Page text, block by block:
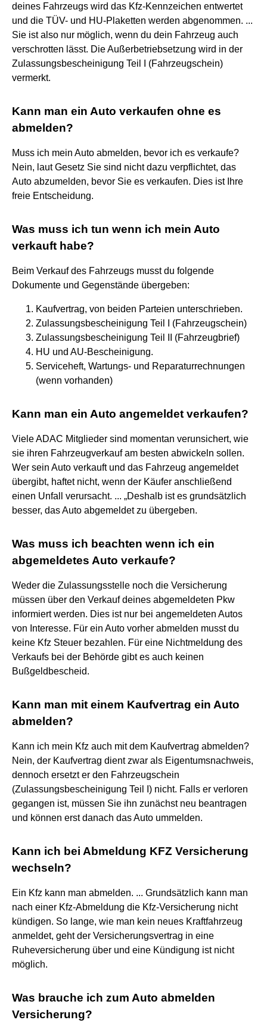
deines Fahrzeugs wird das Kfz-Kennzeichen entwertet
und die TÜV- und HU-Plaketten werden abgenommen. ...
Sie ist also nur möglich, wenn du dein Fahrzeug auch
verschrotten lässt. Die Außerbetriebsetzung wird in der
Zulassungsbescheinigung Teil I (Fahrzeugschein)
vermerkt.
Kann man ein Auto verkaufen ohne es
abmelden?
Muss ich mein Auto abmelden, bevor ich es verkaufe?
Nein, laut Gesetz Sie sind nicht dazu verpflichtet, das
Auto abzumelden, bevor Sie es verkaufen. Dies ist Ihre
freie Entscheidung.
Was muss ich tun wenn ich mein Auto
verkauft habe?
Beim Verkauf des Fahrzeugs musst du folgende
Dokumente und Gegenstände übergeben:
Kaufvertrag, von beiden Parteien unterschrieben.
Zulassungsbescheinigung Teil I (Fahrzeugschein)
Zulassungsbescheinigung Teil II (Fahrzeugbrief)
HU und AU-Bescheinigung.
Serviceheft, Wartungs- und Reparaturrechnungen
(wenn vorhanden)
Kann man ein Auto angemeldet verkaufen?
Viele ADAC Mitglieder sind momentan verunsichert, wie
sie ihren Fahrzeugverkauf am besten abwickeln sollen.
Wer sein Auto verkauft und das Fahrzeug angemeldet
übergibt, haftet nicht, wenn der Käufer anschließend
einen Unfall verursacht. ... „Deshalb ist es grundsätzlich
besser, das Auto abgemeldet zu übergeben.
Was muss ich beachten wenn ich ein
abgemeldetes Auto verkaufe?
Weder die Zulassungsstelle noch die Versicherung
müssen über den Verkauf deines abgemeldeten Pkw
informiert werden. Dies ist nur bei angemeldeten Autos
von Interesse. Für ein Auto vorher abmelden musst du
keine Kfz Steuer bezahlen. Für eine Nichtmeldung des
Verkaufs bei der Behörde gibt es auch keinen
Bußgeldbescheid.
Kann man mit einem Kaufvertrag ein Auto
abmelden?
Kann ich mein Kfz auch mit dem Kaufvertrag abmelden?
Nein, der Kaufvertrag dient zwar als Eigentumsnachweis,
dennoch ersetzt er den Fahrzeugschein
(Zulassungsbescheinigung Teil I) nicht. Falls er verloren
gegangen ist, müssen Sie ihn zunächst neu beantragen
und können erst danach das Auto ummelden.
Kann ich bei Abmeldung KFZ Versicherung
wechseln?
Ein Kfz kann man abmelden. ... Grundsätzlich kann man
nach einer Kfz-Abmeldung die Kfz-Versicherung nicht
kündigen. So lange, wie man kein neues Kraftfahrzeug
anmeldet, geht der Versicherungsvertrag in eine
Ruheversicherung über und eine Kündigung ist nicht
möglich.
Was brauche ich zum Auto abmelden
Versicherung?